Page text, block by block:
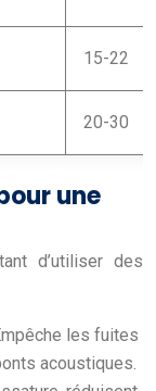
15-22
20-30
une
d’utiliser des
les fuites
acoustiques.